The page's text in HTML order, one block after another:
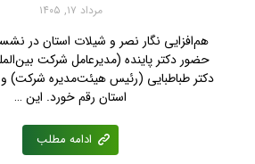
مرداد ۱۷, ۱۴۰۵
هم‌افزایی نگار نصر و شیلات استان در
حضور دکتر پاینده (مدیرعامل شرکت
دکتر طباطبایی (رئیس هیئت‌مدیره شرکت)
استان رقم خورد. این …
ادامه مطلب